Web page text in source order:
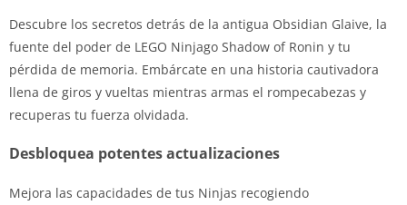
Descubre los secretos detrás de la antigua Obsidian Glaive, la
fuente del poder de LEGO Ninjago Shadow of Ronin y tu
pérdida de memoria. Embárcate en una historia cautivadora
llena de giros y vueltas mientras armas el rompecabezas y
recuperas tu fuerza olvidada.
Desbloquea potentes actualizaciones
Mejora las capacidades de tus Ninjas recogiendo